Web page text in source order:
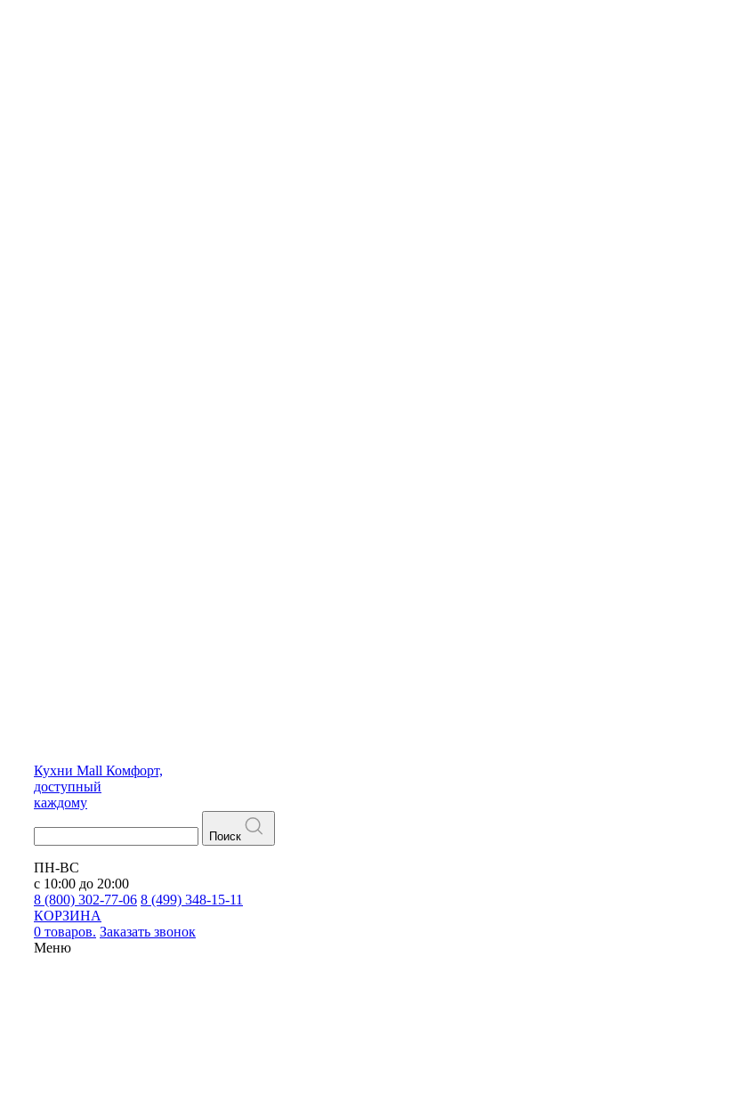
Кухни Mall Комфорт,
доступный
каждому
Поиск
ПН-ВС
с 10:00 до 20:00
8 (800) 302-77-06 8 (499) 348-15-11
КОРЗИНА
0 товаров. Заказать звонок
Меню